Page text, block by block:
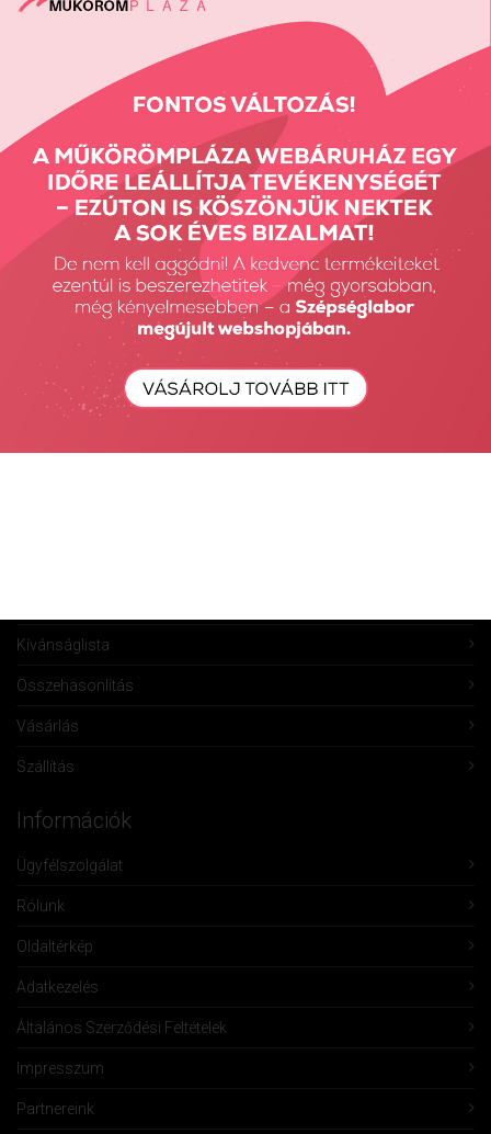
Vissza: TOP GEL-EK
Következő termék
Részletes Kereső
Keresés
Kívánságlista
Összehasonlítás
Vásárlás
Szállítás
Információk
Ügyfélszolgálat
Rólunk
Oldaltérkép
Adatkezelés
Általános Szerződési Feltételek
Impresszum
Partnereink